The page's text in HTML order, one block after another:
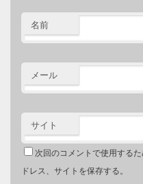
名前
メール
サイト
次回のコメントで使用する
ドレス、サイトを保存する。